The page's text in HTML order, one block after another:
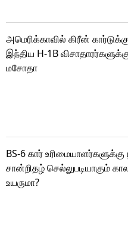
அமெரிக்காவில் கிரீன் கார்டுக்கு
இந்திய H-1B
மசோதா
BS-6 கார் உரிமையாளர்களுக்கு
சான்றிதழ் செல்லுபடியாகும்
உயருமா?